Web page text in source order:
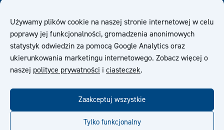
Używamy plików cookie na naszej stronie internetowej w celu
poprawy jej funkcjonalności, gromadzenia anonimowych
statystyk odwiedzin za pomocą Google Analytics oraz
ukierunkowania marketingu internetowego. Zobacz więcej o
naszej polityce prywatności i ciasteczek.
Zaakceptuj wszystkie
Tylko funkcjonalny
Zamów Newsletter
OWS